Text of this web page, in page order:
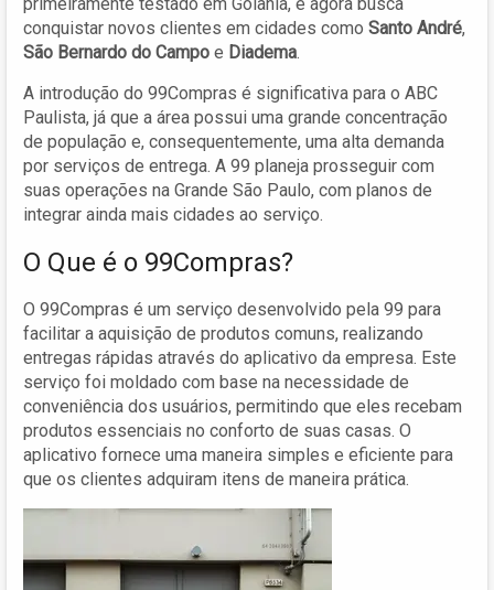
conquistar novos clientes em cidades como Santo André,
São Bernardo do Campo e Diadema.
A introdução do 99Compras é significativa para o ABC
Paulista, já que a área possui uma grande concentração
de população e, consequentemente, uma alta demanda
por serviços de entrega. A 99 planeja prosseguir com
suas operações na Grande São Paulo, com planos de
integrar ainda mais cidades ao serviço.
O Que é o 99Compras?
O 99Compras é um serviço desenvolvido pela 99 para
facilitar a aquisição de produtos comuns, realizando
entregas rápidas através do aplicativo da empresa. Este
serviço foi moldado com base na necessidade de
conveniência dos usuários, permitindo que eles recebam
produtos essenciais no conforto de suas casas. O
aplicativo fornece uma maneira simples e eficiente para
que os clientes adquiram itens de maneira prática.